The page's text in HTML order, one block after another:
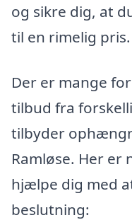
og sikre dig, at
til en rimelig pris.
Der er mange
tilbud fra
tilbyder
Ramløse. Her er
hjælpe dig med
beslutning: